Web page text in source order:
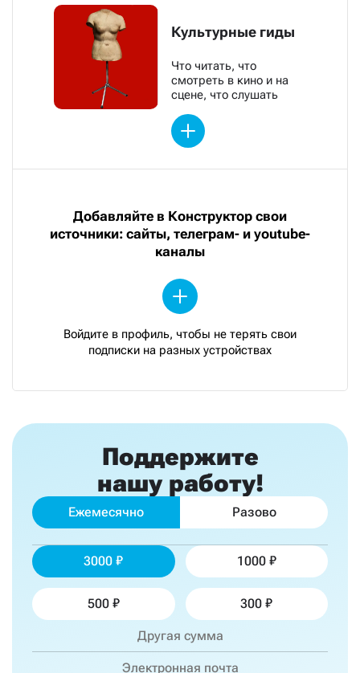
Культурные гиды
Что читать, что
смотреть в кино и на
сцене, что слушать
Добавляйте в Конструктор свои
источники: сайты, телеграм- и youtube-
каналы
Войдите в профиль, чтобы не терять свои
подписки на разных устройствах
Поддержите
нашу работу!
Ежемесячно Разово
3000 1000
500 300